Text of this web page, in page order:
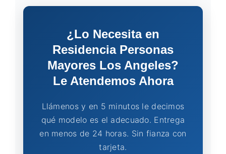
¿Lo Necesita en
Residencia Personas
Mayores Los Angeles?
Le Atendemos Ahora
Llámenos y en 5 minutos le decimos
qué modelo es el adecuado. Entrega
en menos de 24 horas. Sin fianza con
tarjeta.